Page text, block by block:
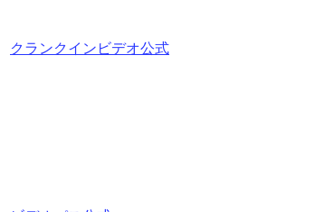
クランクインビデオ公式